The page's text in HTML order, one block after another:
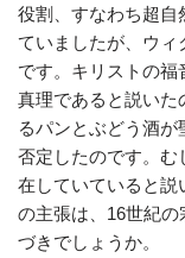
役割、すなわち超自
ていましたが、ウィ
です。キリストの
真理であると説いた
るパンとぶどう酒
否定したのです。む
在していていると説
の主張は、16世紀
づきでしょうか。